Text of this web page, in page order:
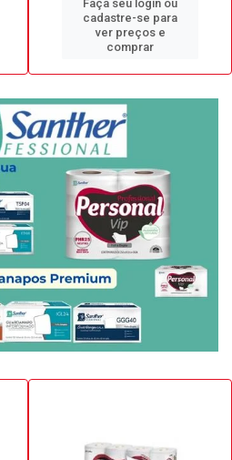
Faça seu login ou
cadastre-se para
ver preços e
comprar